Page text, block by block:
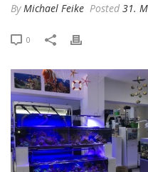
By Michael Feike Posted 31.
0